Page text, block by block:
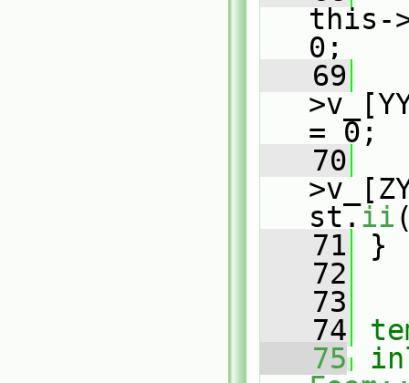
this-
0;
   69
= 0;
   70
st.ii
   71
}
   72
   73
   74
   75